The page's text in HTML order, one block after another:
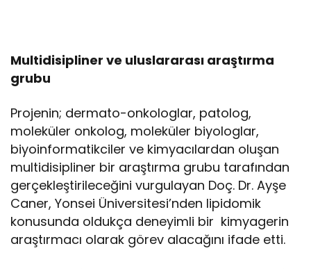
Multidisipliner ve uluslararası araştırma
grubu
Projenin; dermato-onkologlar, patolog,
moleküler onkolog, moleküler biyologlar,
biyoinformatikciler ve kimyacılardan oluşan
multidisipliner bir araştırma grubu tarafından
gerçekleştirileceğini vurgulayan Doç. Dr. Ayşe
Caner, Yonsei Üniversitesi’nden lipidomik
konusunda oldukça deneyimli bir kimyagerin
araştırmacı olarak görev alacağını ifade etti.